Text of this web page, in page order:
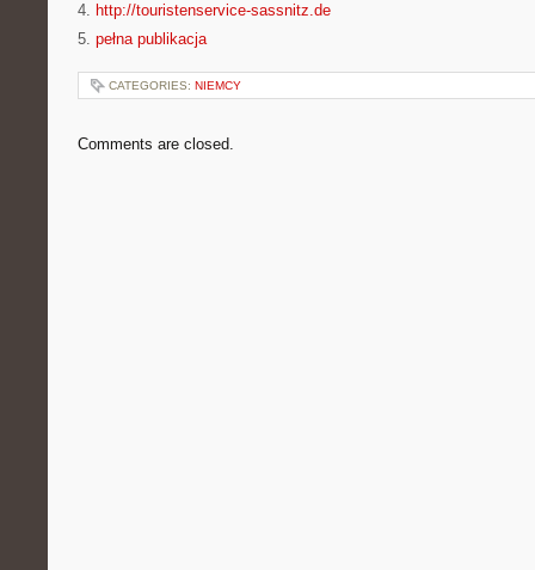
4. http://touristenservice-sassnitz.de
5. pełna publikacja
CATEGORIES: NIEMCY
Comments are closed.